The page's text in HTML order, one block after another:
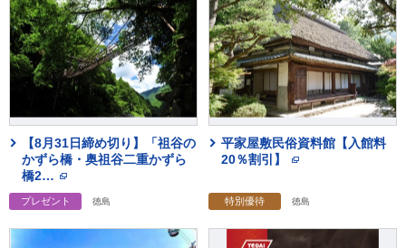
【8月31日締め切り】「祖谷の
かずら橋・奥祖谷二重かずら
橋2…
プレゼント 徳島
平家屋敷民俗資料館【入館料
20％割引】
特別優待 徳島